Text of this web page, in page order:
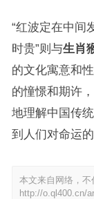
“红波定在中间
时贵”则与生肖
的文化寓意和
的憧憬和期许
地理解中国传
到人们对命运
本文来自网络，不
http://o.ql400.cn/